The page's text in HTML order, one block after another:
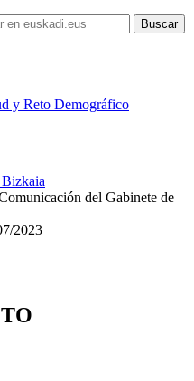
y Reto Demográfico
del Gabinete de
2023